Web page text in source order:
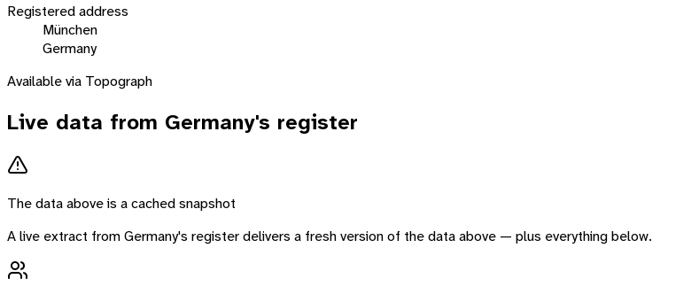
Registered address
München
Germany
Available via Topograph
Live data from Germany's register
The data above is a cached snapshot
A live extract fromGermany's register delivers a fresh version of the data above — plus everything below.